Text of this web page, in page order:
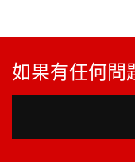
如果有任何問